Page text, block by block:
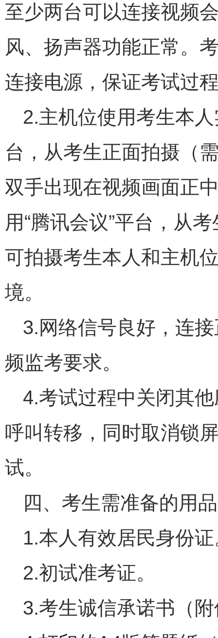
至少两台可以连接视频
风、扬声器功能正常。
连接电源，保证考试过
2.主机位使用考生本
台，从考生正面拍摄（
双手出现在视频画面正
用“腾讯会议”平台，从
可拍摄考生本人和主机
境。
3.网络信号良好，连
频监考要求。
4.考试过程中关闭其
呼叫转移，同时取消锁
试。
四、考生需准备的用品
1.本人有效居民身份
2.初试准考证。
3.考生诚信承诺书（